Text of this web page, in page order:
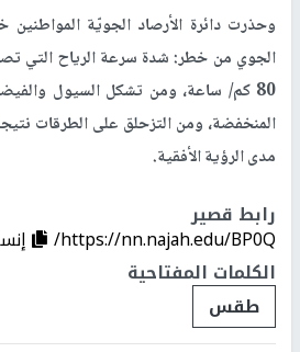
وحذرت دائرة الأرصاد الجويّة المواطنين
الجوي من خطر: شدة سرعة الرياح التي
80 كم/ ساعة، ومن تشكل السيول
المنخفضة، ومن التزحلق على الطرقات
مدى الرؤية الأفقية.
رابط قصير
https://nn.najah.edu/BP0Q/
الكلمات المفتاحية
طقس